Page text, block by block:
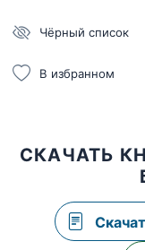
Чёрный список
В избранном
СКАЧАТЬ